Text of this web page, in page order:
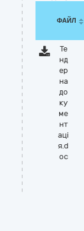
ФАЙЛ
Те
нд
ер
на
до
ку
ме
нт
аці
я.d
oc